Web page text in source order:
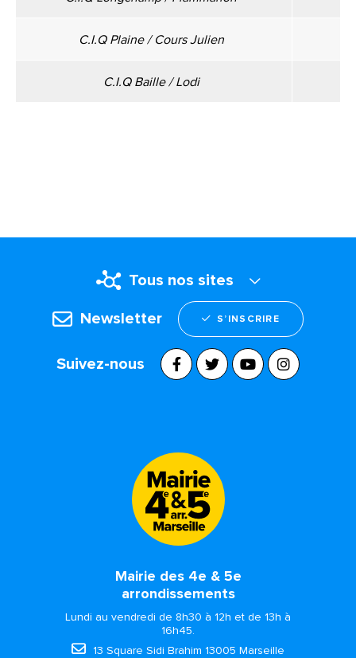
C.I.Q Plaine / Cours Julien
C.I.Q Baille / Lodi
Tous nos sites
Newsletter S’INSCRIRE
Suivez-nous
Mairie des 4e & 5e
arrondissements
Lundi au vendredi de 8h30 à 12h et de 13h à
16h45.
13 Square Sidi Brahim 13005 Marseille